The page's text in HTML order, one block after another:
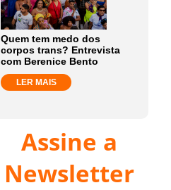
Quem tem medo dos
corpos trans? Entrevista
com Berenice Bento
LER MAIS
Assine a
Newsletter